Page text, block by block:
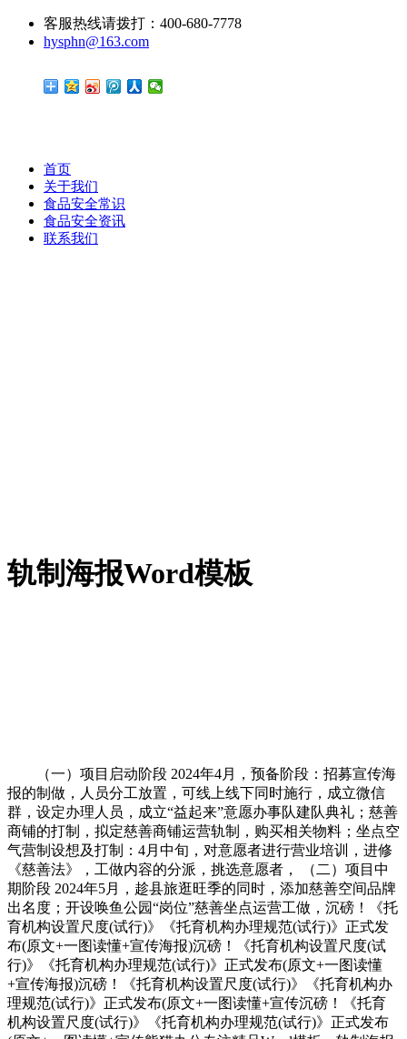
客服热线请拨打：400-680-7778
hysphn@163.com
首页
关于我们
食品安全常识
食品安全资讯
联系我们
轨制海报Word模板
（一）项目启动阶段 2024年4月，预备阶段：招募宣传海
报的制做，人员分工放置，可线上线下同时施行，成立微信
群，设定办理人员，成立“益起来”意愿办事队建队典礼；慈善
商铺的打制，拟定慈善商铺运营轨制，购买相关物料；坐点空
气营制设想及打制：4月中旬，对意愿者进行营业培训，进修
《慈善法》，工做内容的分派，挑选意愿者， （二）项目中
期阶段 2024年5月，趁县旅逛旺季的同时，添加慈善空间品牌
出名度；开设唤鱼公园“岗位”慈善坐点运营工做，沉磅！《托
育机构设置尺度(试行)》《托育机构办理规范(试行)》正式发
布(原文+一图读懂+宣传海报)沉磅！《托育机构设置尺度(试
行)》《托育机构办理规范(试行)》正式发布(原文+一图读懂
+宣传海报)沉磅！《托育机构设置尺度(试行)》《托育机构办
理规范(试行)》正式发布(原文+一图读懂+宣传沉磅！《托育
机构设置尺度(试行)》《托育机构办理规范(试行)》正式发布